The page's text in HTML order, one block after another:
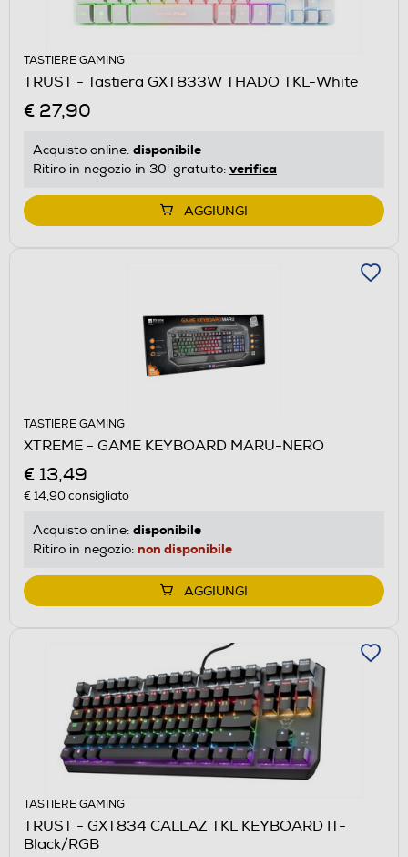
TASTIERE GAMING
TRUST - Tastiera GXT833W THADO TKL-White
€ 27,90
Acquisto online: disponibile
Ritiro in negozio in 30' gratuito: verifica
AGGIUNGI
TASTIERE GAMING
XTREME - GAME KEYBOARD MARU-NERO
€ 13,49
€ 14,90consigliato
Acquisto online: disponibile
Ritiro in negozio: non disponibile
AGGIUNGI
TASTIERE GAMING
TRUST - GXT834 CALLAZ TKL KEYBOARD IT-
Black/RGB